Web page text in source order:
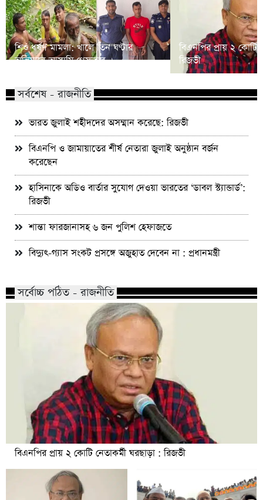
শিশু ধর্ষণ মামলা: খালে তিন ঘণ্টার
অভিযানে আসামি গ্রেফতার
বিএনপির প্রায় ২ কোটি
রিজভী
সর্বশেষ - রাজনীতি
ভারত জুলাই শহীদদের অসম্মান করেছে: রিজভী
বিএনপি ও জামায়াতের শীর্ষ নেতারা জুলাই অনুষ্ঠান বর্জন
করেছেন
হাসিনাকে অডিও বার্তার সুযোগ দেওয়া ভারতের ‘ডাবল স্ট্যান্ডার্ড’:
রিজভী
শান্তা ফারজানাসহ ৬ জন পুলিশ হেফাজতে
বিদ্যুৎ-গ্যাস সংকট প্রসঙ্গে অজুহাত দেবেন না : প্রধানমন্ত্রী
সর্বোচ্চ পঠিত - রাজনীতি
বিএনপির প্রায় ২ কোটি নেতাকর্মী ঘরছাড়া : রিজভী